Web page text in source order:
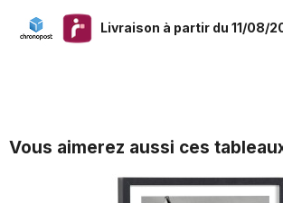
Livraison à partir du 11/08/
Vous aimerez aussi ces